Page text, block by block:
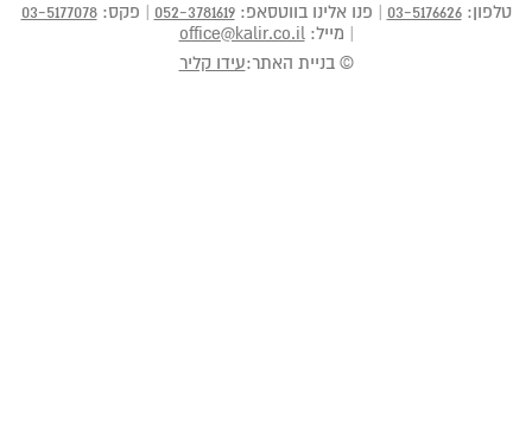
טלפון:03-5176626 פנו אלינו בווטסאפ:052-3781619 פקס:03-5177078
מייל:office@kalir.co.il
© בניית האתר:עידו קליר